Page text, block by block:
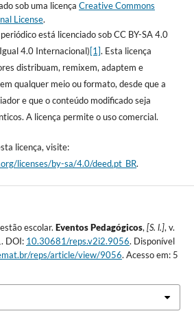
sob uma licença Creative Commons
License.
está licenciado sob CC BY-SA 4.0
4.0 Internacional)[1]. Esta licença
distribuam, remixem, adaptem e
qualquer meio ou formato, desde que a
e que o conteúdo modificado seja
A licença permite o uso comercial.
licença, visite:
licenses/by-sa/4.0/deed.pt_BR.
escolar. Eventos Pedagógicos,[S. l.], v.
DOI: 10.30681/reps.v2i2.9056. Disponível
reps/article/view/9056. Acesso em: 5